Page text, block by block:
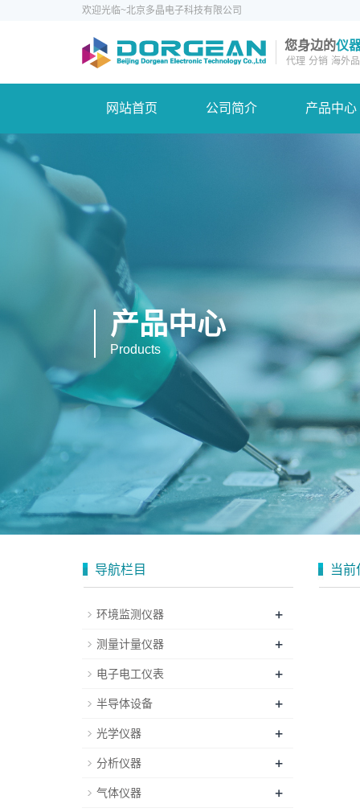
欢迎光临~北京多晶电子科技有限公司
您身边的仪
代理 分销 海外
网站首页 公司简介 产品中心
产品中心
Products
当前
导航栏目
环境监测仪器 +
测量计量仪器 +
电子电工仪表 +
半导体设备 +
光学仪器 +
分析仪器 +
气体仪器 +